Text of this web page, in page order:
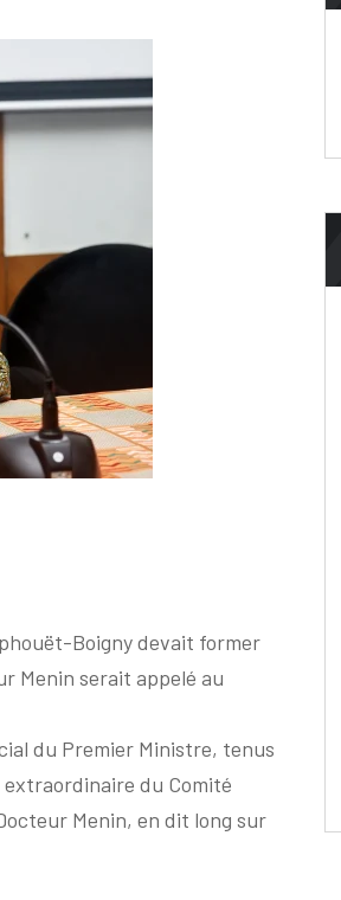
Boigny devait former
Menin serait appelé au
du Premier Ministre, tenus
extraordinaire du Comité
Menin, en dit long sur